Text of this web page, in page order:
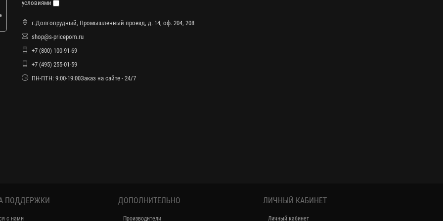
условиями
г.Долгопрудный, Промышленный проезд, д. 14, оф. 204, 208
shop@s-pricepom.ru
+7 (800) 100-91-69
+7 (495) 255-01-59
ПН-ПТН: 9:00-19:00Заказ на сайте - 24/7
ПОДДЕРЖКИ
с нами
ДОПОЛНИТЕЛЬНО
Производители
ЛИЧНЫЙ КАБИНЕТ
Личный кабинет